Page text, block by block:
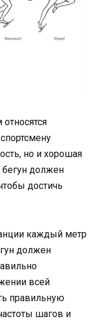
но и хорошая
бегун должен
достичь
каждый метр
должен
всей
правильную
шагов и